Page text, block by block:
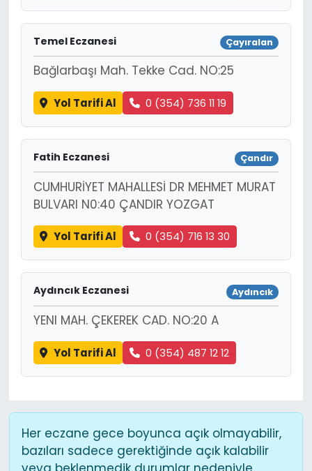
Temel Eczanesi Çayıralan
Bağlarbaşı Mah. Tekke Cad. NO:25
Yol Tarifi Al 0 (354) 736 11 19
Fatih Eczanesi Çandır
CUMHURİYET MAHALLESİ DR MEHMET MURAT
BULVARI N0:40 ÇANDIR YOZGAT
Yol Tarifi Al 0 (354) 716 13 30
Aydıncık Eczanesi Aydıncık
YENI MAH. ÇEKEREK CAD. NO:20 A
Yol Tarifi Al 0 (354) 487 12 12
Her eczane gece boyunca açık olmayabilir,
bazıları sadece gerektiğinde açık kalabilir